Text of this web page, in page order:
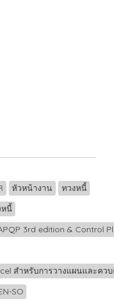
หัวหน้างาน
ทวงหนี้
หนี้
3rd edition & Control
สำหรับการวางแผนและคว
SO